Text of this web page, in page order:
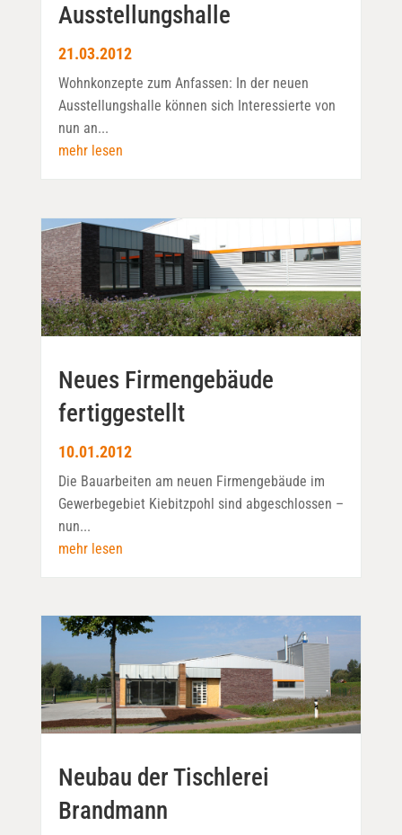
Ausstellungshalle
21.03.2012
Wohnkonzepte zum Anfassen: In der neuen
Ausstellungshalle können sich Interessierte von
nun an...
mehr lesen
Neues Firmengebäude
fertiggestellt
10.01.2012
Die Bauarbeiten am neuen Firmengebäude im
Gewerbegebiet Kiebitzpohl sind abgeschlossen –
nun...
mehr lesen
Neubau der Tischlerei
Brandmann